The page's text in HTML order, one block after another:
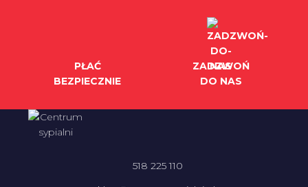
PŁAĆ
BEZPIECZNIE
ZADZWOŃ
DO NAS
518 225 110